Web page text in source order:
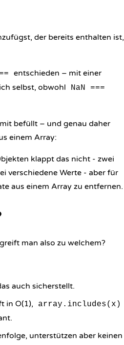
der bereits enthalten ist,
entschieden – mit einer
selbst, obwohl
NaN ===
befüllt – und genau daher
einem Array:
klappt das nicht - zwei
verschiedene Werte - aber für
aus einem Array zu entfernen.
man also zu welchem?
auch sicherstellt.
in O(1), array.includes(x)
unterstützen aber keinen